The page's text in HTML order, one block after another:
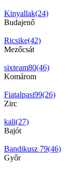
Kinyallak(24)
Budajenő
Ricsike(42)
Mezőcsát
sixteam80(46)
Komárom
Fiatalpasi99(26)
Zirc
kali(27)
Bajót
Bandikusz 79(46)
Győr